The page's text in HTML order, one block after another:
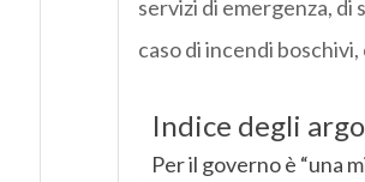
servizi di emergenza, di
caso di incendi
Indice degli
Per il governo è “una